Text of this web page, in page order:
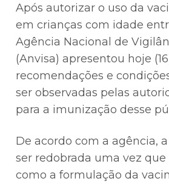
Após autorizar o uso da
em crianças com idade
Agência Nacional de
(Anvisa) apresentou hoje
recomendações e
ser observadas pelas
para a imunização desse
De acordo com a agência,
ser redobrada uma vez
como a formulação da